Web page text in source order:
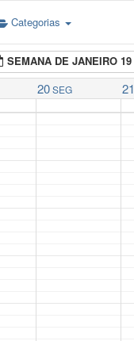
Categorias
SEMANA DE JANEIRO 19
20 SEG 21